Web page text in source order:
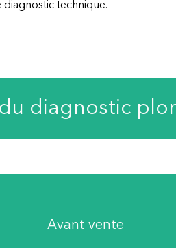
technique.
diagnostic
Avant vente